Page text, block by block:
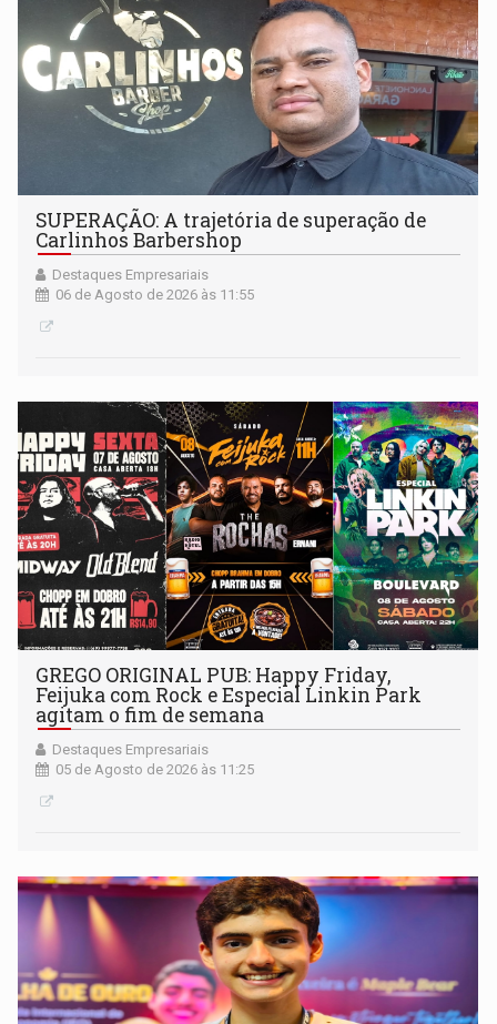
SUPERAÇÃO: A trajetória de superação de
Carlinhos Barbershop
Destaques Empresariais
06 de Agosto de 2026 às 11:55
GREGO ORIGINAL PUB: Happy Friday,
Feijuka com Rock e Especial Linkin Park
agitam o fim de semana
Destaques Empresariais
05 de Agosto de 2026 às 11:25